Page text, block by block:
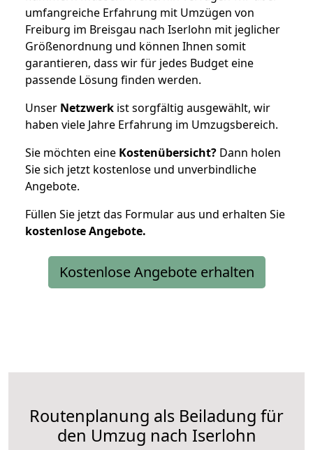
umfangreiche Erfahrung mit Umzügen von
Freiburg im Breisgau nach Iserlohn mit jeglicher
Größenordnung und können Ihnen somit
garantieren, dass wir für jedes Budget eine
passende Lösung finden werden.
Unser Netzwerk ist sorgfältig ausgewählt, wir
haben viele Jahre Erfahrung im Umzugsbereich.
Sie möchten eine Kostenübersicht? Dann holen
Sie sich jetzt kostenlose und unverbindliche
Angebote.
Füllen Sie jetzt das Formular aus und erhalten Sie
kostenloseAngebote.
Kostenlose Angebote erhalten
Routenplanung als Beiladung für
den Umzug nach Iserlohn